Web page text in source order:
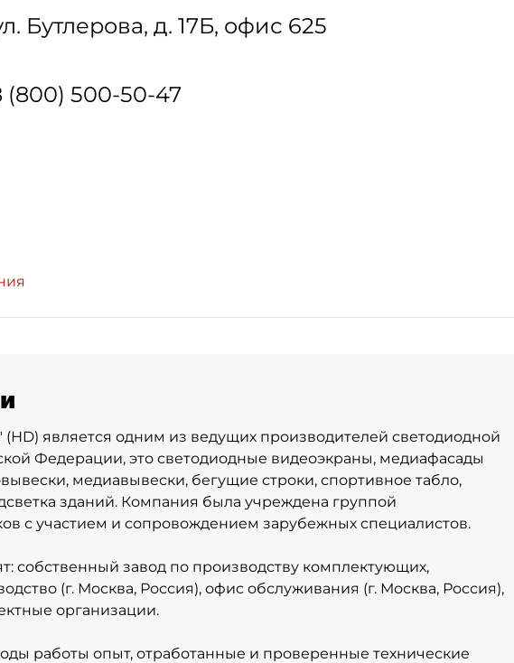
Бутлерова, д. 17Б, офис 625
(800) 500-50-47
является одним из ведущих производителей светодиодной
Федерации, это светодиодные видеоэкраны, медиафасады
медиавывески, бегущие строки, спортивное табло,
зданий. Компания была учреждена группой
с участием и сопровождением зарубежных специалистов.
собственный завод по производству комплектующих,
(г. Москва, Россия), офис обслуживания (г. Москва, Россия),
организации.
работы опыт, отработанные и проверенные технические